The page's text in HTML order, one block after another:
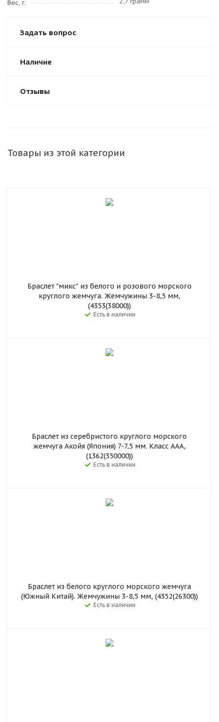
Вес, г.
Задать вопрос
Наличие
Отзывы
Товары из этой категории
Браслет "микс" из белого и розового морского
круглого жемчуга. Жемчужины 3-8,5 мм,
(4353(38000))
Есть в наличии
Браслет из серебристого круглого морского
жемчуга Акойя (Япония) 7-7,5 мм. Класс ААА,
(1362(350000))
Есть в наличии
Браслет из белого круглого морского жемчуга
(Южный Китай). Жемчужины 3-8,5 мм, (4352(26300))
Есть в наличии